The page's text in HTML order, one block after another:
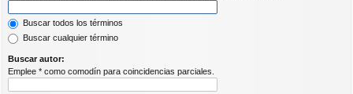
Buscar todos los términos
Buscar cualquier término
Buscar autor:
Emplee * como comodín para coincidencias parciales.